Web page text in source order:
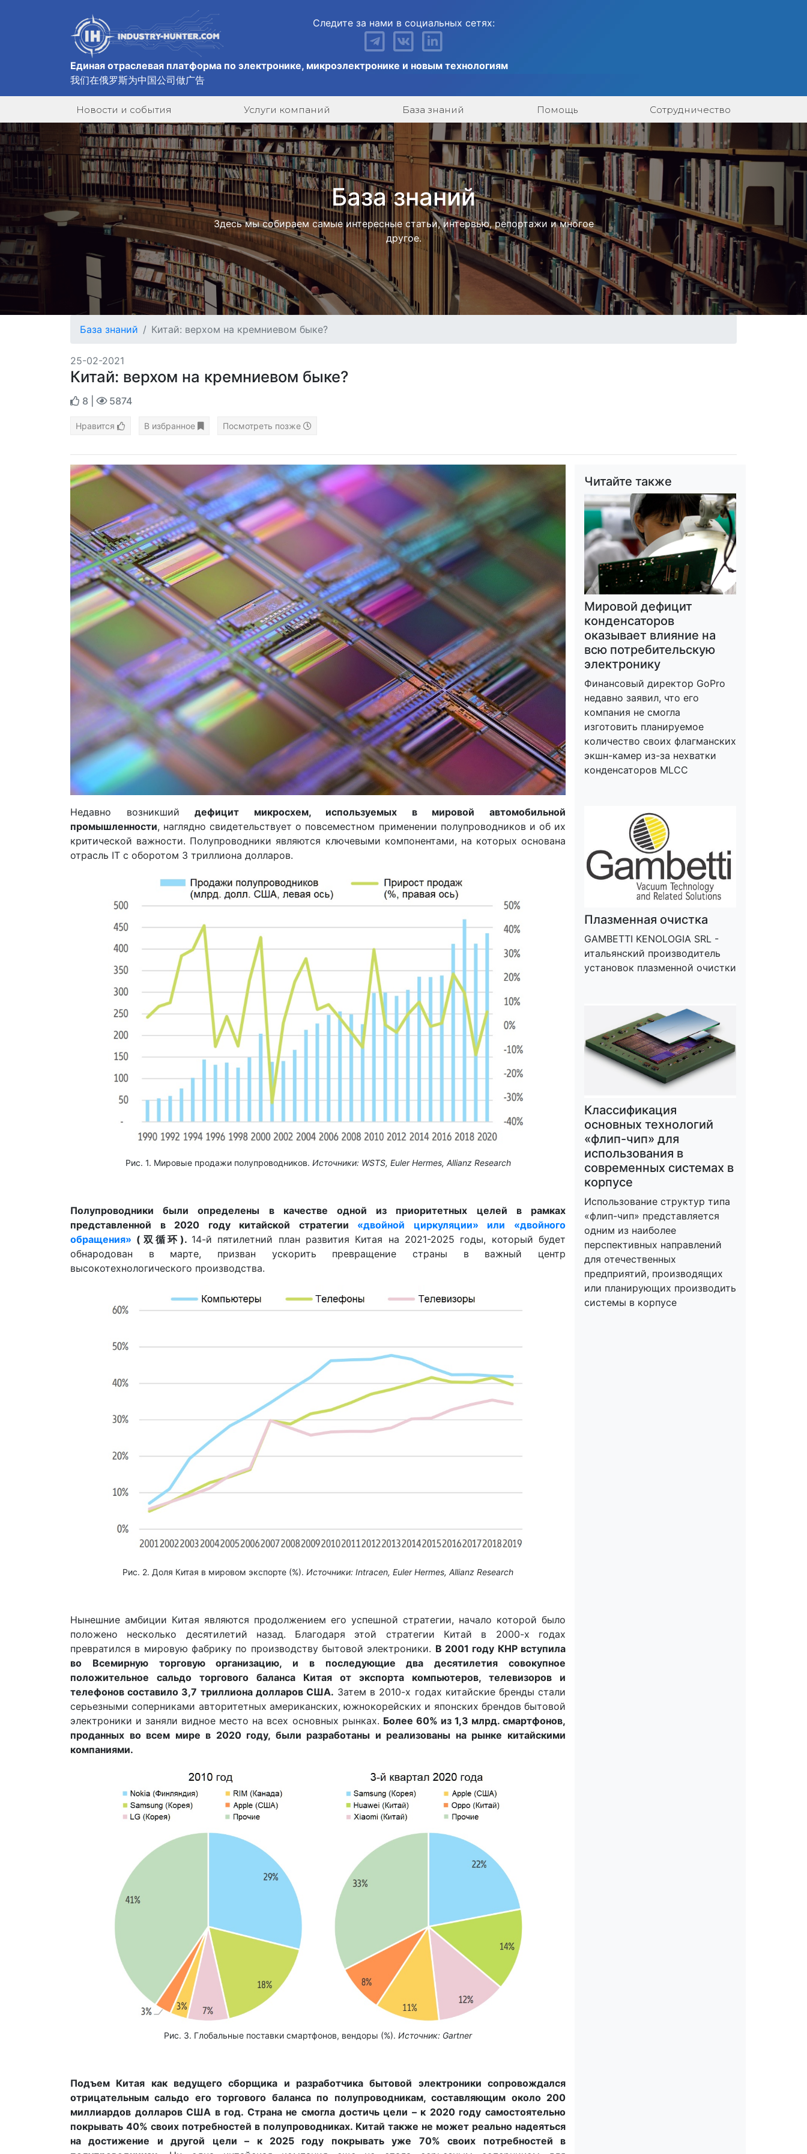
Следите за нами в социальных сетях:
Единая отраслевая платформа по электронике, микроэлектронике и новым технологиям
我们在俄罗斯为中国公司做广告
Новости и события Услуги компаний База знаний Помощь Сотрудничество
База знаний
Здесь мы собираем самые интересные статьи, интервью, репортажи и многое
другое.
База знаний Китай: верхом на кремниевом быке?
25-02-2021
Китай: верхом на кремниевом быке?
8 5874
Нравится В избранное Посмотреть позже
Недавно возникшийдефицит микросхем, используемых в мировой автомобильной
промышленности, наглядно свидетельствует о повсеместном применении полупроводников и об их
критической важности. Полупроводники являются ключевыми компонентами, на которых основана
отрасль IT с оборотом 3 триллиона долларов.
Рис. 1. Мировые продажи полупроводников. Источники: WSTS, Euler Hermes, Allianz Research
Полупроводники были определены в качестве одной из приоритетных целей в рамках
представленной в 2020 году китайской стратегии «двойной циркуляции» или «двойного
обращения» ( 双循环 ). 14-й пятилетний план развития Китая на 2021-2025 годы, который будет
обнародован в марте, призван ускорить превращение страны в важный центр
высокотехнологического производства.
Рис. 2. Доля Китая в мировом экспорте (%). Источники: Intracen, Euler Hermes, Allianz Research
Нынешние амбиции Китая являются продолжением его успешной стратегии, начало которой было
положено несколько десятилетий назад. Благодаря этой стратегии Китай в 2000-х годах
превратился в мировую фабрику по производству бытовой электроники. В 2001 году КНР вступила
во Всемирную торговую организацию, и в последующие два десятилетия совокупное
положительное сальдо торгового баланса Китая от экспорта компьютеров, телевизоров и
телефонов составило 3,7 триллиона долларов США. Затем в 2010-х годах китайские бренды стали
серьезными соперниками авторитетных американских, южнокорейских и японских брендов бытовой
электроники и заняли видное место на всех основных рынках. Более 60% из 1,3 млрд. смартфонов,
проданных во всем мире в 2020 году, были разработаны и реализованы на рынке китайскими
компаниями.
Рис. 3. Глобальные поставки смартфонов, вендоры (%). Источник: Gartner
Подъем Китая как ведущего сборщика и разработчика бытовой электроники сопровождался
отрицательным сальдо его торгового баланса по полупроводникам, составляющим около 200
миллиардов долларов США в год. Страна не смогла достичь цели – к 2020 году самостоятельно
покрывать 40% своих потребностей в полупроводниках. Китай также не может реально надеяться
на достижение и другой цели – к 2025 году покрывать уже 70% своих потребностей в
Читайте также
Мировой дефицит
конденсаторов
оказывает влияние на
всю потребительскую
электронику
Финансовый директор GoPro
недавно заявил, что его
компания не смогла
изготовить планируемое
количество своих флагманских
экшн-камер из-за нехватки
конденсаторов MLCC
Плазменная очистка
GAMBETTI KENOLOGIA SRL -
итальянский производитель
установок плазменной очистки
Классификация
основных технологий
«флип-чип» для
использования в
современных системах в
корпусе
Использование структур типа
«флип-чип» представляется
одним из наиболее
перспективных направлений
для отечественных
предприятий, производящих
или планирующих производить
системы в корпусе